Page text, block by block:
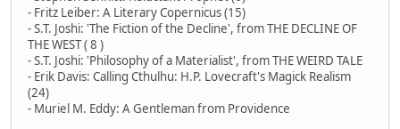
- Fritz Leiber: A Literary Copernicus (15)
- S.T. Joshi: 'The Fiction of the Decline', from THE DECLINE OF
THE WEST ( 8 )
- S.T. Joshi: 'Philosophy of a Materialist', from THE WEIRD TALE
- Erik Davis: Calling Cthulhu: H.P. Lovecraft's Magick Realism
(24)
- Muriel M. Eddy: A Gentleman from Providence